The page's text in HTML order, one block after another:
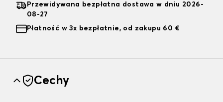
Przewidywana bezpłatna dostawa w dniu 2026-
08-27
Płatność w 3x bezpłatnie, od zakupu 60 €
Cechy